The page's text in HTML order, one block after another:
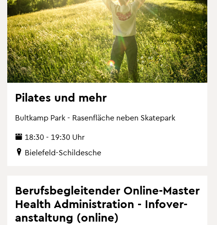
Pi­la­tes und mehr
Bult­kamp Park - Ra­sen­flä­che neben Skate­park
18:30 - 19:30 Uhr
Bie­le­feld-Schil­desche
Be­rufs­be­glei­ten­der On­line-Mas­ter
Health Ad­mi­nis­tra­ti­on - In­fo­ver­
an­stal­tung (on­line)